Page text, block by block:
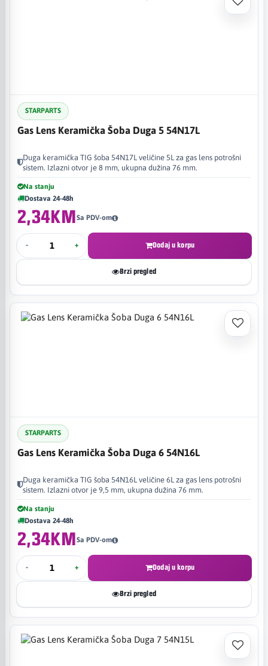
STARPARTS
Gas Lens Keramička Šoba Duga 5 54N17L
Duga keramička TIG šoba 54N17L veličine 5L za gas lens potrošni
sistem. Izlazni otvor je 8 mm, ukupna dužina 76 mm.
Na stanju
Dostava 24-48h
2,34KMSa PDV-om
- + Dodaj u korpu
Brzi pregled
STARPARTS
Gas Lens Keramička Šoba Duga 6 54N16L
Duga keramička TIG šoba 54N16L veličine 6L za gas lens potrošni
sistem. Izlazni otvor je 9,5 mm, ukupna dužina 76 mm.
Na stanju
Dostava 24-48h
2,34KMSa PDV-om
- + Dodaj u korpu
Brzi pregled